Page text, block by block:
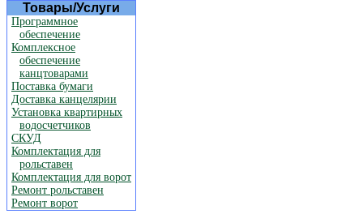
Товары/Услуги
Программное
обеспечение
Комплексное
обеспечение
канцтоварами
Поставка бумаги
Доставка канцелярии
Установка квартирных
водосчетчиков
СКУД
Комплектация для
рольставен
Комплектация для ворот
Ремонт рольставен
Ремонт ворот